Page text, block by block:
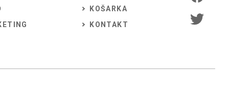
KOŠARKA
KONTAKT